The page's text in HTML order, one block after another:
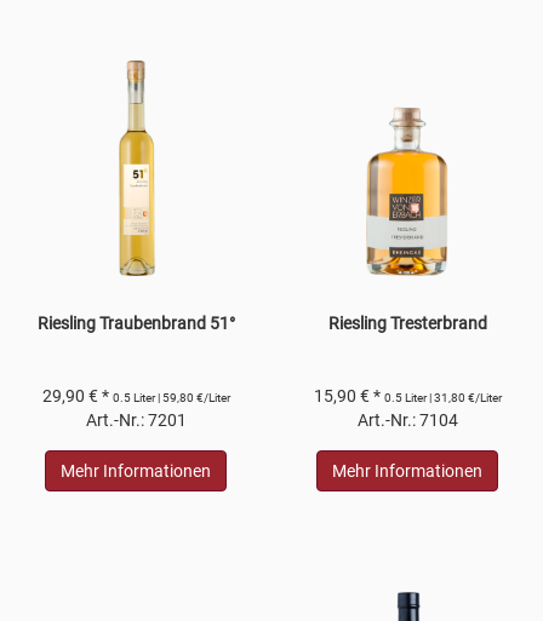
Riesling Traubenbrand 51°
29,90 € * 0.5 Liter | 59,80 €/Liter
Art.-Nr.: 7201
Mehr Informationen
Riesling Tresterbrand
15,90 € * 0.5 Liter | 31,80 €/Liter
Art.-Nr.: 7104
Mehr Informationen